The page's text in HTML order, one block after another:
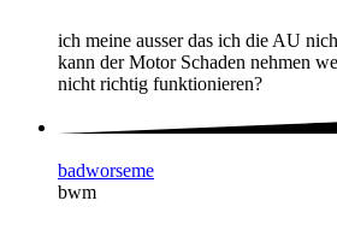
ich meine ausser das ich die AU
kann der Motor Schaden nehmen
nicht richtig funktionieren?
badworseme
bwm